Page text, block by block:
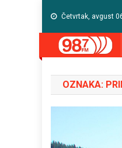
Četvrtak, avgust
OZNAKA: